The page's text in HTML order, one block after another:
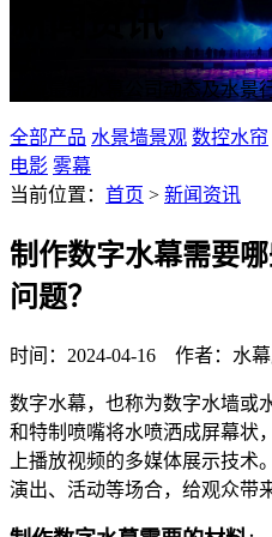
新闻资讯
了解最新水幕公司动态及水景
全部产品 水景墙景观 数控水帘
电影 雾幕
当前位置： 首页 > 新闻资讯
制作数字水幕需要
问题？
时间：2024-04-16 作者：水
数字水幕，也称为数字水墙或
和特制喷嘴将水喷洒成屏幕状
上播放视频的多媒体展示技术
演出、活动等场合，给观众带